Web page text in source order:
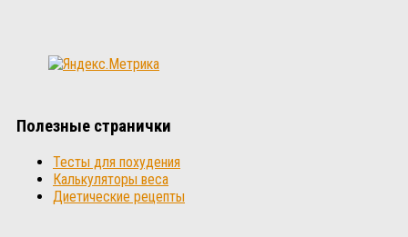
Полезные странички
Тесты для похудения
Калькуляторы веса
Диетические рецепты